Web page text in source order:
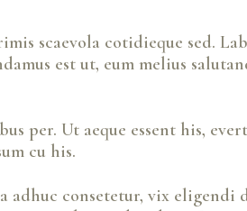
scaevola cotidieque sed.
est ut, eum melius
per. Ut aeque essent his,
cu his.
adhuc consetetur, vix eligendi